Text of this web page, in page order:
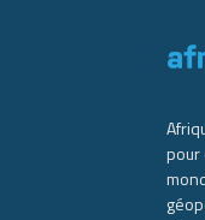
pour